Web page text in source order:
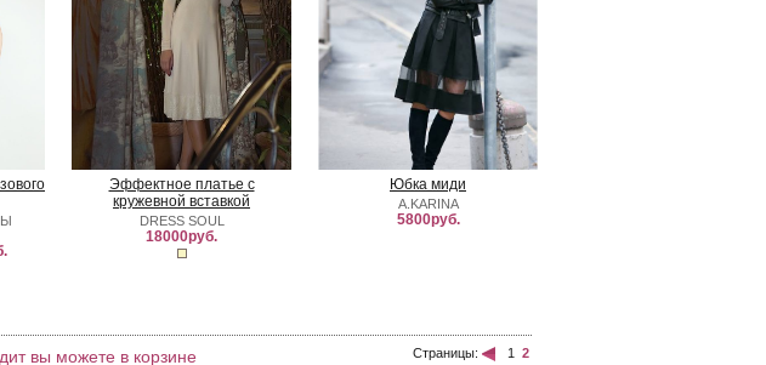
Эффектное платье с
кружевной вставкой
DRESS SOUL
18000руб.
Юбка миди
A.KARINA
5800руб.
Страницы: 1 2
вы можете в корзине